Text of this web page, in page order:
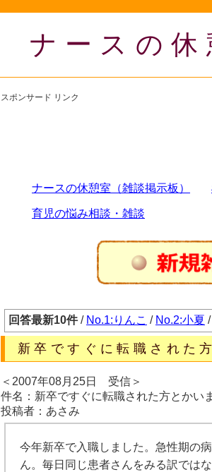
ナースの
スポンサード リンク
ナースの休憩室（雑談掲示板）
育児の悩み相談・雑談
回答最新10件/ No.1:りんこ / No.2:小夏 /
新卒ですぐに転職された
＜2007年08月25日 受信＞
件名：新卒ですぐに転職された方とかい
投稿者：あさみ
今年新卒で入職しました。急性期の
ん。毎日同じ患者さんをみる訳では